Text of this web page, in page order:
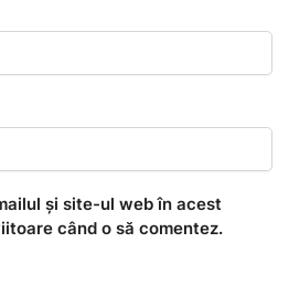
și site-ul web în acest
când o să comentez.